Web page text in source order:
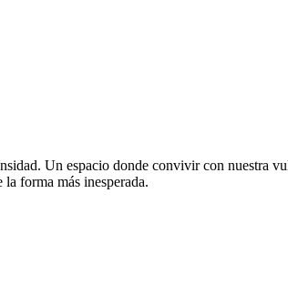
Un espacio donde convivir con nuestra
forma más inesperada.